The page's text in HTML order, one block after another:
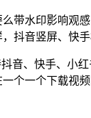
带水印影响观
抖音竖屏、快
音、快手、小
个一个下载视